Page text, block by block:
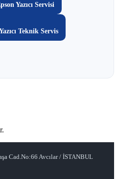
Yazıcı Servisi
Teknik Servis
Cad.No:66 Avcılar / İSTANBUL